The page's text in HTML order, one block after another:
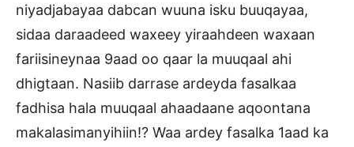
niyadjabayaa dabcan wuuna isku buuqayaa,
sidaa daraadeed waxeey yiraahdeen waxaan
fariisineynaa 9aad oo qaar la muuqaal ahi
dhigtaan. Nasiib darrase ardeyda fasalkaa
fadhisa hala muuqaal ahaadaane aqoontana
makalasimanyihiin!? Waa ardey fasalka 1aad ka